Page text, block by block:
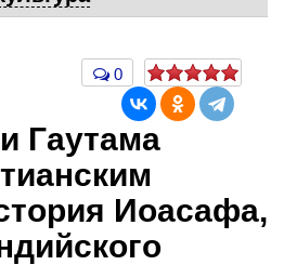
0
Гаутама
Иоасафа,